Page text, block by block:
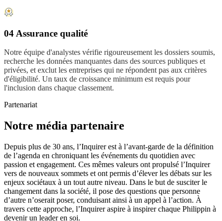
04 Assurance qualité
Notre équipe d'analystes vérifie rigoureusement les dossiers soumis,
recherche les données manquantes dans des sources publiques et
privées, et exclut les entreprises qui ne répondent pas aux critères
d'éligibilité. Un taux de croissance minimum est requis pour
l'inclusion dans chaque classement.
Partenariat
Notre média partenaire
Depuis plus de 30 ans, l’Inquirer est à l’avant-garde de la définition
de l’agenda en chroniquant les événements du quotidien avec
passion et engagement. Ces mêmes valeurs ont propulsé l’Inquirer
vers de nouveaux sommets et ont permis d’élever les débats sur les
enjeux sociétaux à un tout autre niveau. Dans le but de susciter le
changement dans la société, il pose des questions que personne
d’autre n’oserait poser, conduisant ainsi à un appel à l’action. À
travers cette approche, l’Inquirer aspire à inspirer chaque Philippin à
devenir un leader en soi.